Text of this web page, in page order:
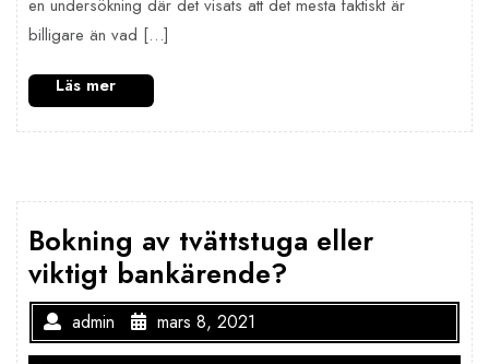
en undersökning där det visats att det mesta faktiskt är
billigare än vad […]
Bokning av tvättstuga eller
viktigt bankärende?
admin mars 8, 2021